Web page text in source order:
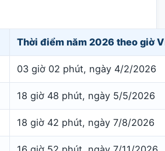
Thời điểm năm 2026 theo giờ
03 giờ 02 phút, ngày 4/2/2026
18 giờ 48 phút, ngày 5/5/2026
18 giờ 42 phút, ngày 7/8/2026